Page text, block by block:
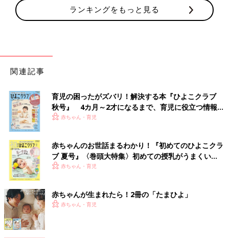
ランキングをもっと見る
関連記事
育児の困ったがズバリ！解決する本『ひよこクラブ
秋号』 4カ月～2才になるまで、育児に役立つ情報が
いっぱい！
赤ちゃん・育児
赤ちゃんのお世話まるわかり！『初めてのひよこクラ
ブ 夏号』〈巻頭大特集〉初めての授乳がうまくい
く！ おっぱい・ミルクの基本と夏のトラブル 解決テ
赤ちゃん・育児
赤ちゃんが生まれたら！2冊の「たまひよ」
赤ちゃん・育児